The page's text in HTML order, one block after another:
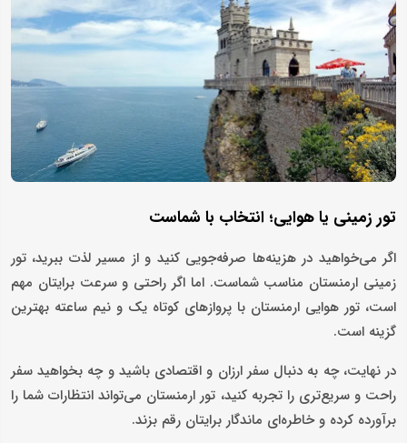
تور زمینی یا هوایی؛ انتخاب با شماست
اگر می‌خواهید در هزینه‌ها صرفه‌جویی کنید و از مسیر لذت ببرید، تور
زمینی ارمنستان مناسب شماست. اما اگر راحتی و سرعت برایتان مهم
است، تور هوایی ارمنستان با پروازهای کوتاه یک‌ و نیم ساعته بهترین
گزینه است.
در نهایت، چه به دنبال سفر ارزان و اقتصادی باشید و چه بخواهید سفر
راحت و سریع‌تری را تجربه کنید، تور ارمنستان می‌تواند انتظارات شما را
برآورده کرده و خاطره‌ای ماندگار برایتان رقم بزند.